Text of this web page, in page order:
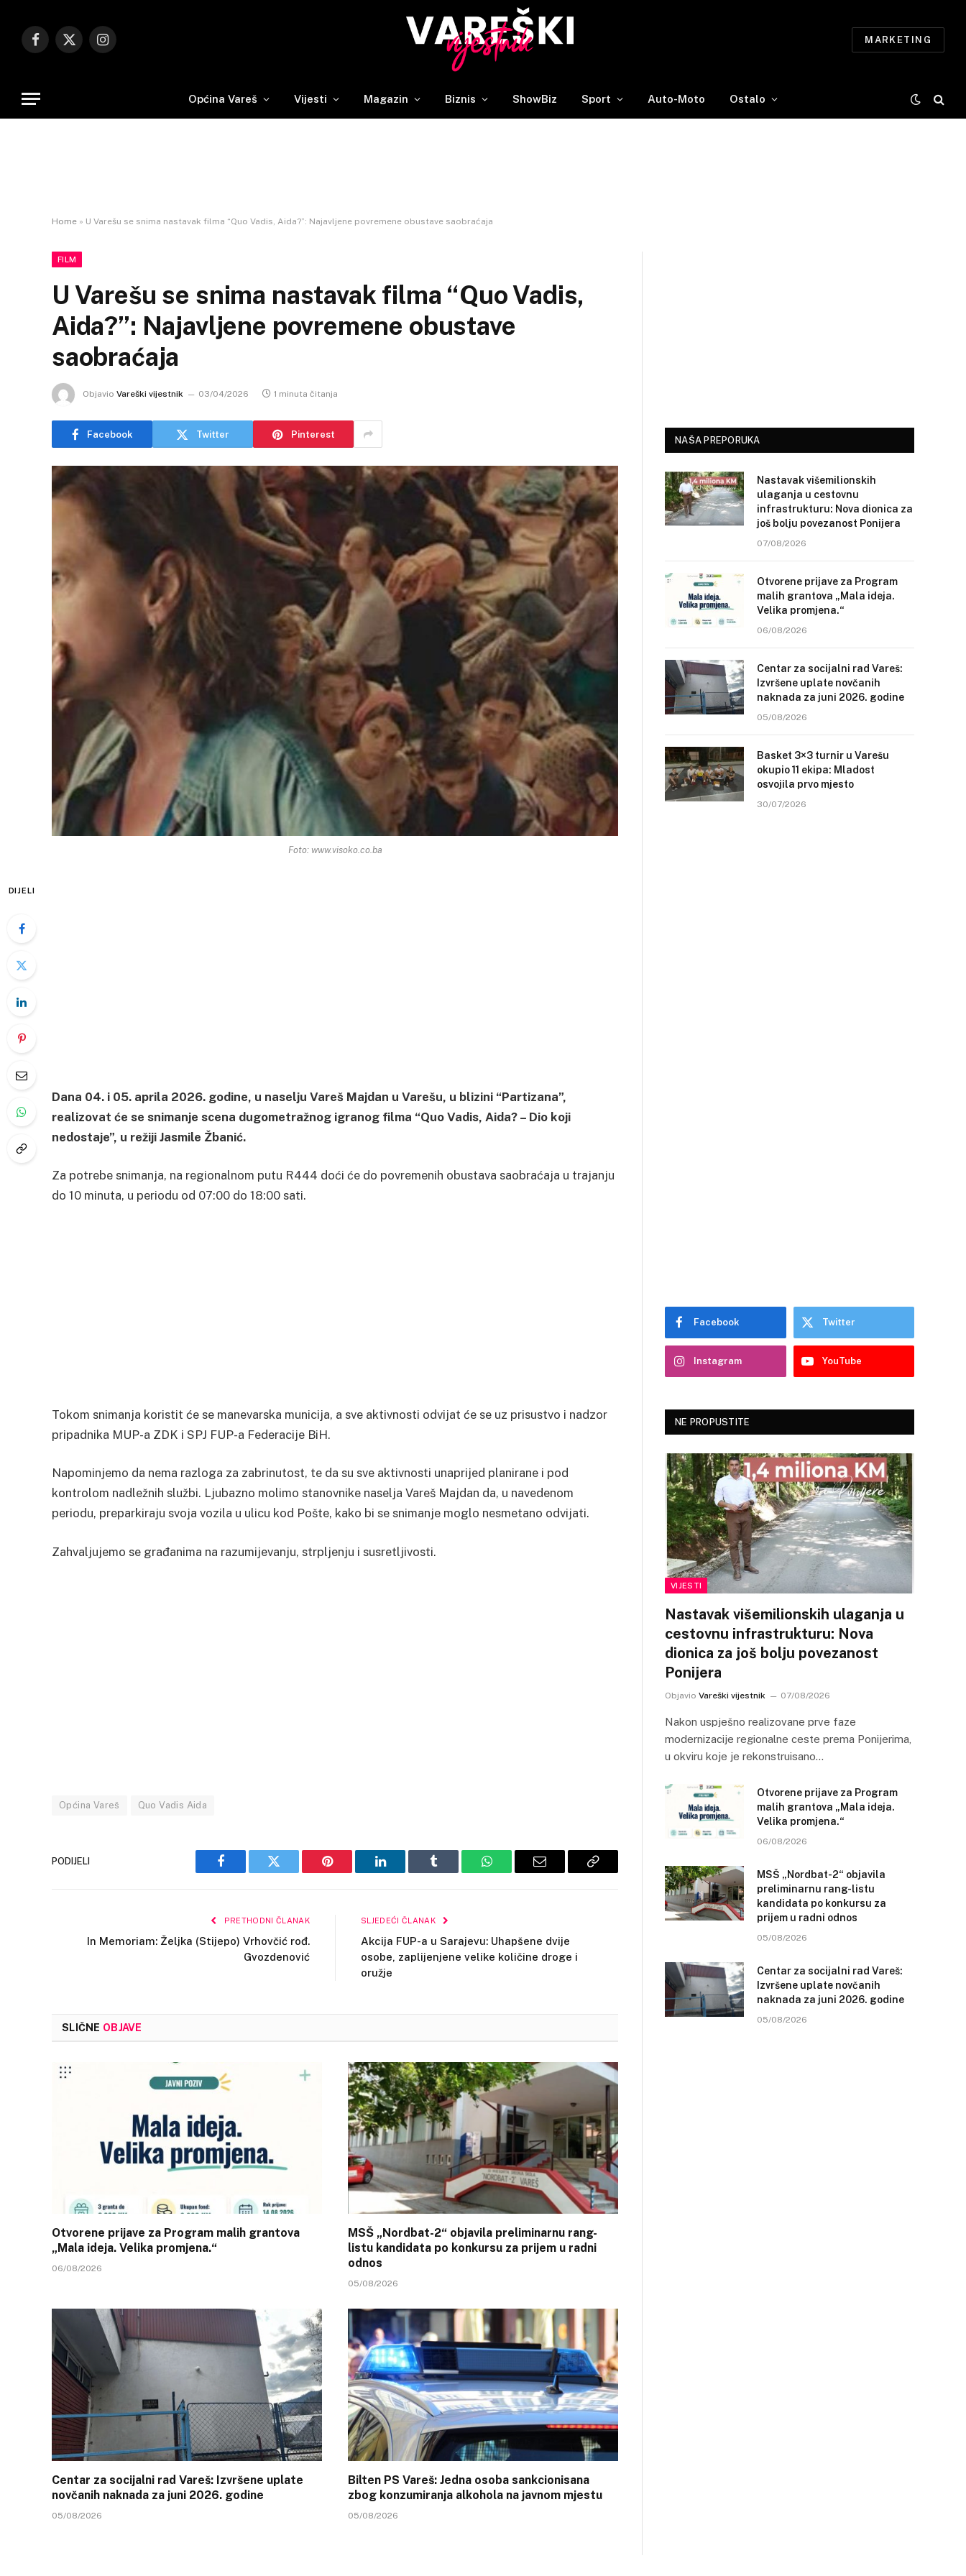
Facebook
X
Instagram
MARKETING
Općina Vareš Vijesti Magazin Biznis ShowBiz Sport Auto-Moto Ostalo
Home » U Varešu se snima nastavak filma “Quo Vadis, Aida?”: Najavljene povremene obustave saobraćaja
FILM
U Varešu se snima nastavak filma “Quo Vadis,
Aida?”: Najavljene povremene obustave
saobraćaja
Objavio Vareški vijestnik 03/04/2026 1 minuta čitanja
Facebook Twitter Pinterest
Foto: www.visoko.co.ba
DIJELI
Dana 04. i 05. aprila 2026. godine, u naselju Vareš Majdan u Varešu, u blizini “Partizana”,
realizovat će se snimanje scena dugometražnog igranog filma “Quo Vadis, Aida? – Dio koji
nedostaje”, u režiji Jasmile Žbanić.
Za potrebe snimanja, na regionalnom putu R444 doći će do povremenih obustava saobraćaja u trajanju
do 10 minuta, u periodu od 07:00 do 18:00 sati.
Tokom snimanja koristit će se manevarska municija, a sve aktivnosti odvijat će se uz prisustvo i nadzor
pripadnika MUP-a ZDK i SPJ FUP-a Federacije BiH.
Napominjemo da nema razloga za zabrinutost, te da su sve aktivnosti unaprijed planirane i pod
kontrolom nadležnih službi. Ljubazno molimo stanovnike naselja Vareš Majdan da, u navedenom
periodu, preparkiraju svoja vozila u ulicu kod Pošte, kako bi se snimanje moglo nesmetano odvijati.
Zahvaljujemo se građanima na razumijevanju, strpljenju i susretljivosti.
Općina Vareš Quo Vadis Aida
PODIJELI
Facebook Twitter Pinterest LinkedIn Tumblr WhatsAppEmail
Copy
PRETHODNI ČLANAK
In Memoriam: Željka (Stijepo) Vrhovčić rođ.
Gvozdenović
SLJEDEĆI ČLANAK
Akcija FUP-a u Sarajevu: Uhapšene dvije
osobe, zaplijenjene velike količine droge i
oružje
SLIČNE OBJAVE
Otvorene prijave za Program malih grantova
„Mala ideja. Velika promjena.“
06/08/2026
MSŠ „Nordbat-2“ objavila preliminarnu rang-
listu kandidata po konkursu za prijem u radni
odnos
05/08/2026
Centar za socijalni rad Vareš: Izvršene uplate
novčanih naknada za juni 2026. godine
05/08/2026
Bilten PS Vareš: Jedna osoba sankcionisana
zbog konzumiranja alkohola na javnom mjestu
05/08/2026
NAŠA PREPORUKA
Nastavak višemilionskih
ulaganja u cestovnu
infrastrukturu: Nova dionica za
još bolju povezanost Ponijera
07/08/2026
Otvorene prijave za Program
malih grantova „Mala ideja.
Velika promjena.“
06/08/2026
Centar za socijalni rad Vareš:
Izvršene uplate novčanih
naknada za juni 2026. godine
05/08/2026
Basket 3×3 turnir u Varešu
okupio 11 ekipa: Mladost
osvojila prvo mjesto
30/07/2026
Facebook Twitter
Instagram YouTube
NE PROPUSTITE
VIJESTI
Nastavak višemilionskih ulaganja u
cestovnu infrastrukturu: Nova
dionica za još bolju povezanost
Ponijera
Objavio Vareški vijestnik 07/08/2026
Nakon uspješno realizovane prve faze
modernizacije regionalne ceste prema Ponijerima,
u okviru koje je rekonstruisano…
Otvorene prijave za Program
malih grantova „Mala ideja.
Velika promjena.“
06/08/2026
MSŠ „Nordbat-2“ objavila
preliminarnu rang-listu
kandidata po konkursu za
prijem u radni odnos
05/08/2026
Centar za socijalni rad Vareš:
Izvršene uplate novčanih
naknada za juni 2026. godine
05/08/2026